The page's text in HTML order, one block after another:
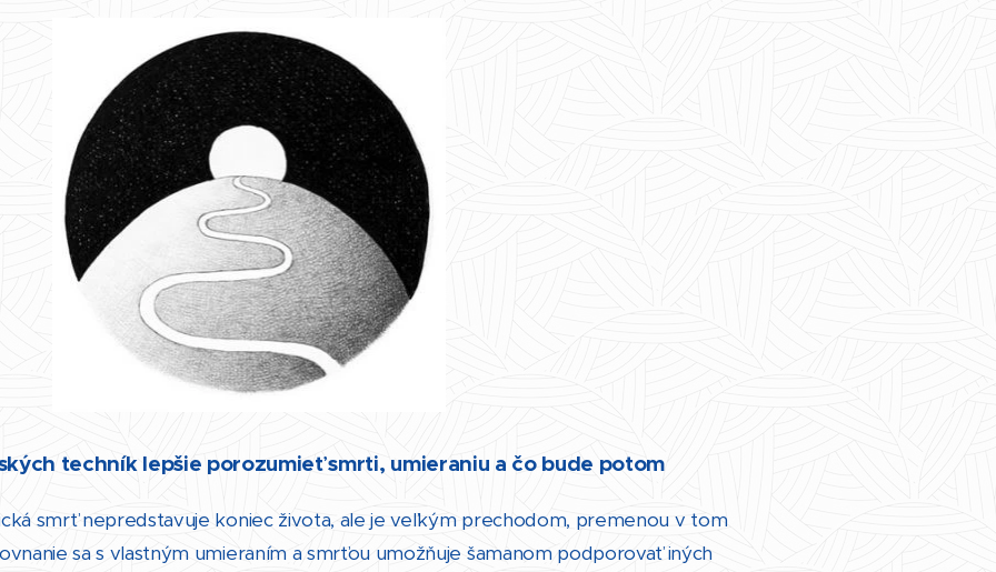
techník lepšie porozumieť smrti, umieraniu a čo bude potom
smrť nepredstavuje koniec života, ale je veľkým prechodom, premenou v tom
sa s vlastným umieraním a smrťou umožňuje šamanom podporovať iných